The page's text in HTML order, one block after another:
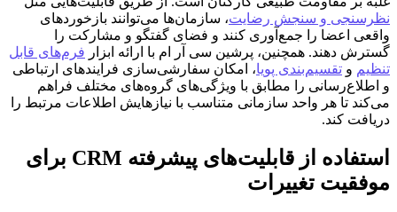
نظرسنجی و سنجش رضایت، سازمان‌ها می‌توانند بازخوردهای
واقعی اعضا را جمع‌آوری کنند و فضای گفتگو و مشارکت را
گسترش دهند. همچنین، پرشین سی آر ام با ارائه ابزار فرم‌های قابل
تنظیم و تقسیم‌بندی پویا، امکان سفارشی‌سازی فرایندهای ارتباطی
و اطلاع‌رسانی را مطابق با ویژگی‌های گروه‌های مختلف فراهم
می‌کند تا هر واحد سازمانی متناسب با نیازهایش اطلاعات مرتبط را
دریافت کند.
استفاده از قابلیت‌های پیشرفته CRM برای
موفقیت تغییرات